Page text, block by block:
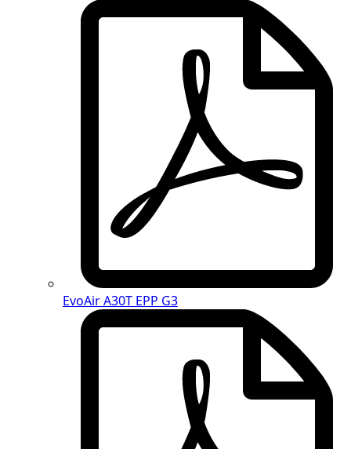
EvoAir A30T EPP G3